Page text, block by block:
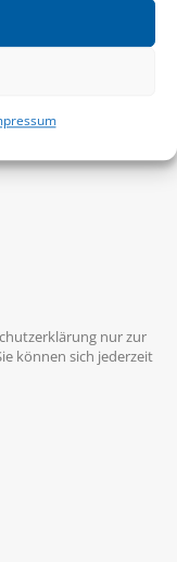
nur zur
können sich jederzeit